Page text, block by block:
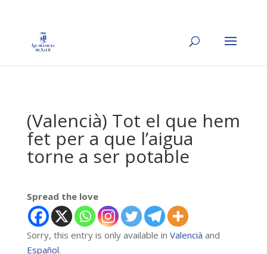
(Valencià) Tot el que hem
fet per a que l’aigua
torne a ser potable
Spread the love
Sorry, this entry is only available in Valencià and
Español.